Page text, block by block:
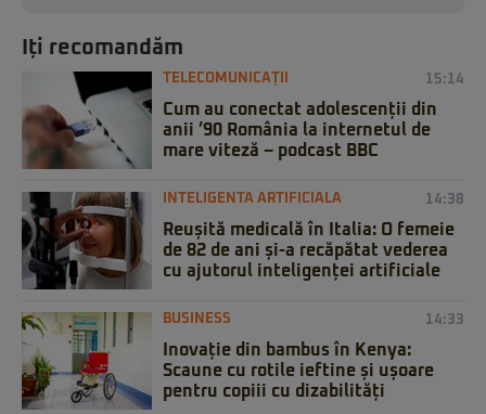
Iți recomandăm
TELECOMUNICAȚII 15:14
Cum au conectat adolescenții din
anii ’90 România la internetul de
mare viteză – podcast BBC
INTELIGENTA ARTIFICIALA 14:38
Reușită medicală în Italia: O femeie
de 82 de ani și-a recăpătat vederea
cu ajutorul inteligenței artificiale
BUSINESS 14:33
Inovație din bambus în Kenya:
Scaune cu rotile ieftine și ușoare
pentru copiii cu dizabilități